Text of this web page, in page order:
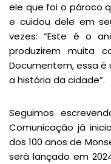
ele que foi o pároco
e cuidou dele em
vezes: “Este é o
produzirem muita
Documentem, essa
a história da cidade”.
Seguimos
Comunicação já
dos 100 anos de
será lançado em